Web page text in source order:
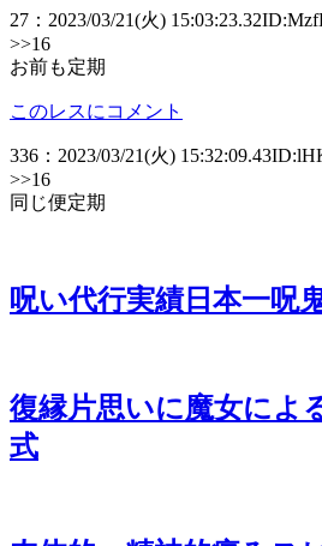
27 ： 2023/03/21(火) 15:03:23.32
>>16
お前も定期
このレスにコメント
336 ： 2023/03/21(火) 15:32:09.43
>>16
同じ便定期
呪い代行実績日本一呪
復縁片思いに魔女によ
式